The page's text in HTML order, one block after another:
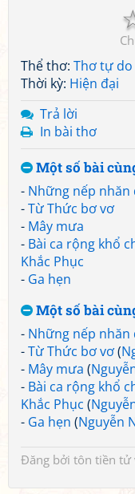
Thể thơ: Thơ tự do
Thời kỳ: Hiện đại
Trả lời
In bài thơ
Một số bài
- Những nếp
-Từ Thức bơ vơ
- Mây mưa
- Bài ca rộng khổ
Khắc Phục
- Ga hẹn
Một số bài
- Những nếp
-Từ Thức bơ vơ(
- Mây mưa (
- Bài ca rộng khổ
Khắc Phục (
- Ga hẹn (Nguyễn
Đăng bởi tôn tiền tử